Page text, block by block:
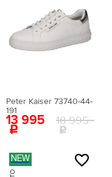
Peter Kaiser 73740-44-
191
13 995 18 995
NEW
Высота каблука:
Сезон:мульти
белый
Страна производства: